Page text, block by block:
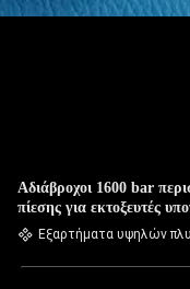
Αδιάβροχοι 1600 bar
πίεσης για εκτοξευτές
Εξαρτήματα υψηλών